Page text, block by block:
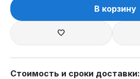
В корзину
Стоимость и сроки доставки: